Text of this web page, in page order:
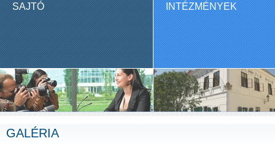
SAJTÓ INTÉZMÉNYEK
GALÉRIA